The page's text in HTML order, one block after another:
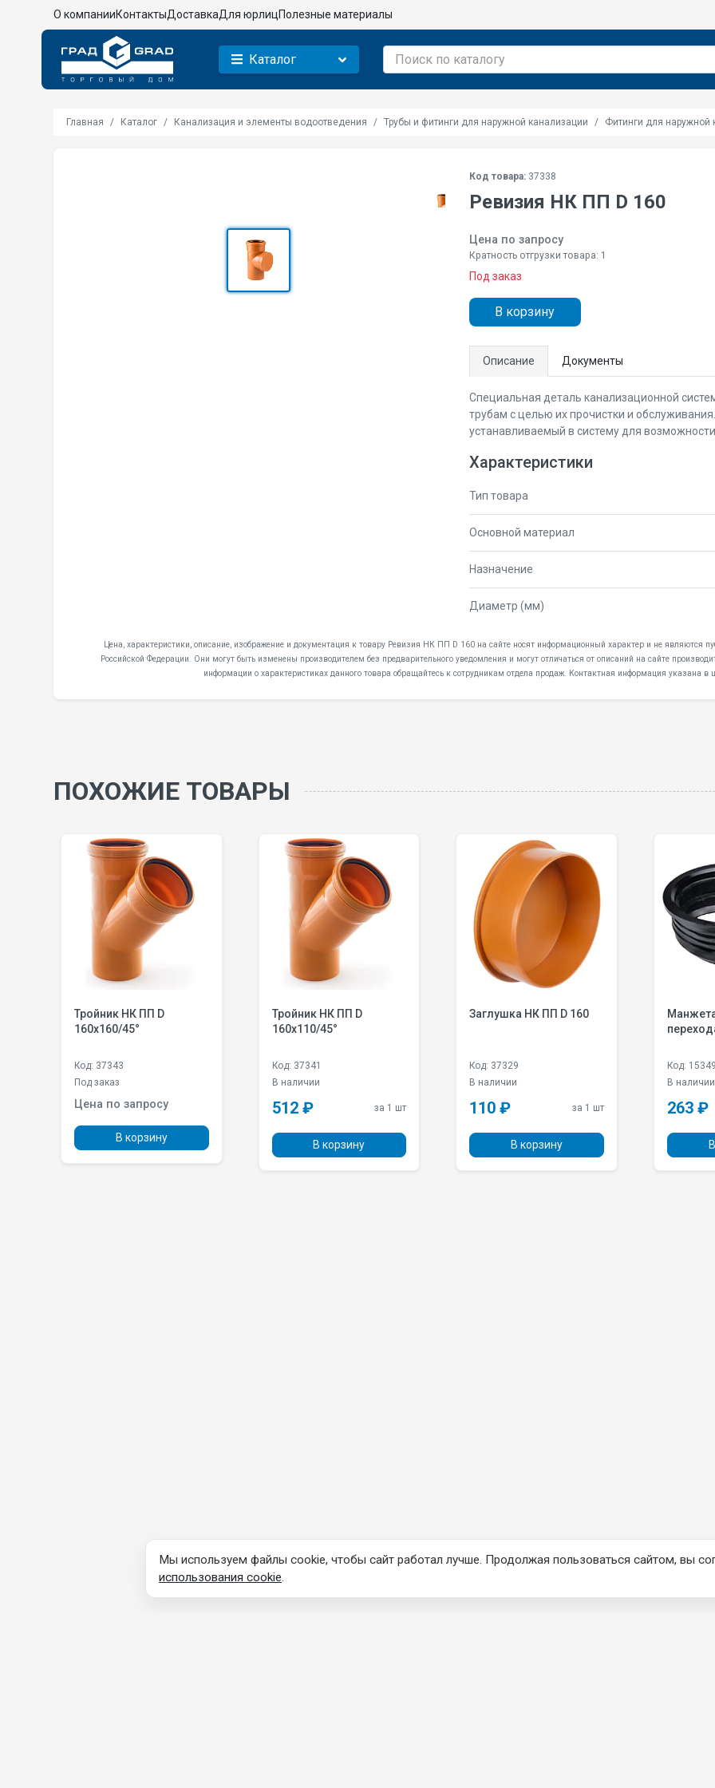
О компанииКонтактыДоставкаДля юрлицПолезные материалы
Каталог
Главная Каталог Канализация и элементы водоотведения Трубы и фитинги для наружной канализации Фитинги для наружной
Код товара:37338
Ревизия НК ПП D 160
Цена по запросу
Кратность отгрузки товара: 1
Под заказ
В корзину
Описание Документы
Специальная деталь канализационной
трубам с целью их прочистки и
устанавливаемый в систему для
Характеристики
Тип товара
Основной материал
Назначение
Диаметр (мм)
Цена, характеристики, описание, изображение и документация к товару Ревизия НК ПП D 160 на сайте носят информационный характер и не являются
Российской Федерации. Они могут быть изменены производителем без предварительного уведомления и могут отличаться от описаний на сайте
информации о характеристиках данного товара обращайтесь к сотрудникам отдела продаж. Контактная информация указана
ПОХОЖИЕ ТОВАРЫ
Тройник НК ПП D
160х160/45°
Код: 37343
Под заказ
Цена по запросу
В корзину
Тройник НК ПП D
160х110/45°
Код: 37341
В наличии
512 ₽ за 1 шт
В корзину
Заглушка НК ПП D 160
Код: 37329
В наличии
110 ₽ за 1 шт
В корзину
Код: 15349
В наличии
263 ₽
Мы используем файлы cookie, чтобы сайт работал лучше. Продолжая пользоваться сайтом, вы
использования cookie.